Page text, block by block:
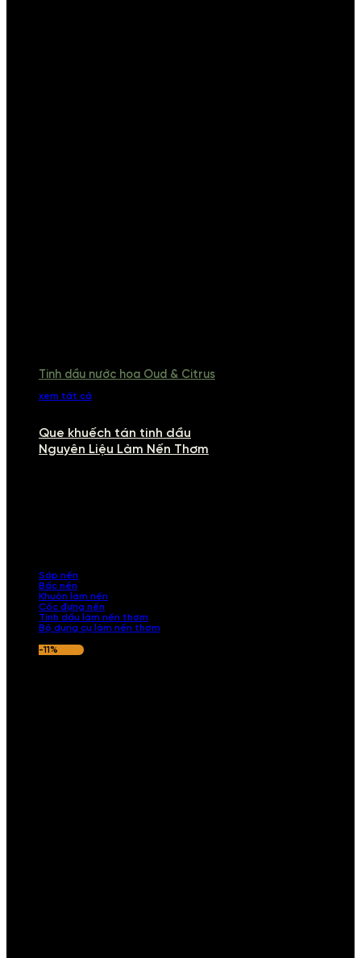
Tinh dầu nước hoa Oud & Citrus
xem tất cả
Que khuếch tán tinh dầu
Nguyên Liệu Làm Nến Thơm
Sáp nến
Bấc nến
Khuôn làm nến
Cốc đựng nến
Tinh dầu làm nến thơm
Bộ dụng cụ làm nến thơm
-11%